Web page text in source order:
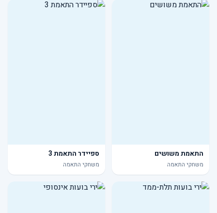
התאמת משושים
משחקי התאמה
ספיידר התאמת 3
משחקי התאמה